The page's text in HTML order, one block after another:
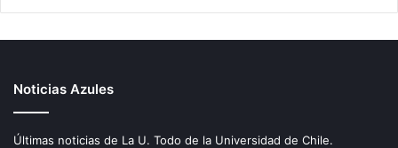
Noticias Azules
Últimas noticias de La U. Todo de la Universidad de Chile.